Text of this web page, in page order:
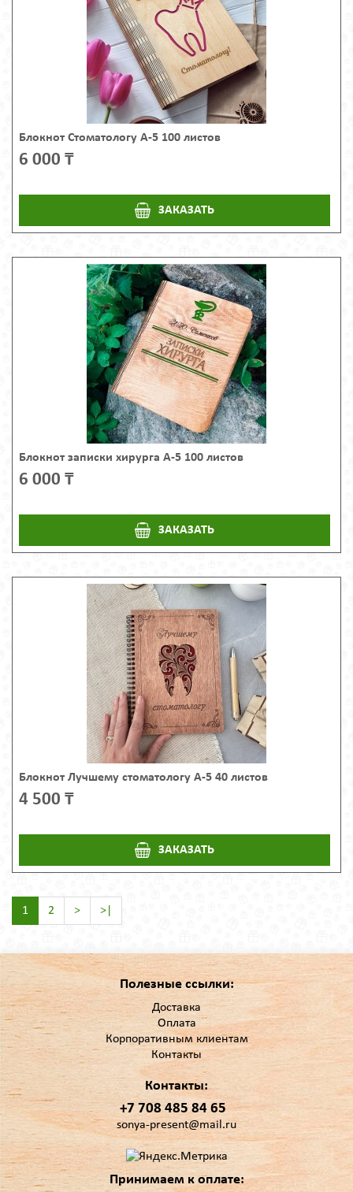
Блокнот Стоматологу А-5 100 листов
6 000 ₸
ЗАКАЗАТЬ
Блокнот записки хирурга А-5 100 листов
6 000 ₸
ЗАКАЗАТЬ
Блокнот Лучшему стоматологу А-5 40 листов
4 500 ₸
ЗАКАЗАТЬ
1 2 > >|
Полезные ссылки:
Доставка
Оплата
Корпоративным клиентам
Контакты
Контакты:
+7 708 485 84 65
sonya-present@mail.ru
Принимаем к оплате: